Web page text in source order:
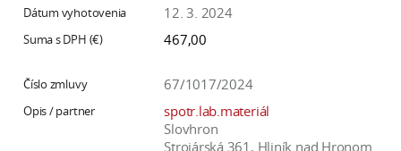
12. 3. 2024
467,00
67/1017/2024
spotr.lab.materiál
Slovhron
Strojárská 361, Hliník nad Hronom